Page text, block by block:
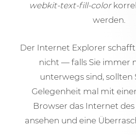
webkit-text-fill-color
werden.
Der Internet Explorer
nicht — falls Sie immer
unterwegs sind, sollten
Gelegenheit mal mit
Browser das Internet des
ansehen und eine